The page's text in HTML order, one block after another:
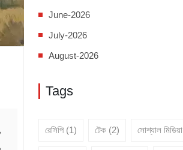
June-2026
July-2026
August-2026
Tags
রেসিপি (1) টেক (2) সোশ্যাল মিডিয়া